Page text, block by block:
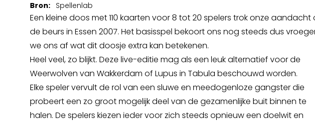
Bron: Spellenlab
Een kleine doos met 110 kaarten voor 8 tot 20 spelers trok onze aandacht
de beurs in Essen 2007. Het basisspel bekoort ons nog steeds dus
we ons af wat dit doosje extra kan betekenen.
Heel veel, zo blijkt. Deze live-editie mag als een leuk alternatief voor de
Weerwolven van Wakkerdam of Lupus in Tabula beschouwd worden.
Elke speler vervult de rol van een sluwe en meedogenloze gangster die
probeert een zo groot mogelijk deel van de gezamenlijke buit binnen te
halen. De spelers kiezen ieder voor zich steeds opnieuw een doelwit en